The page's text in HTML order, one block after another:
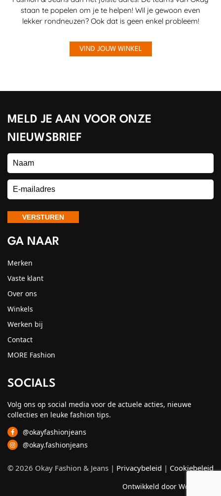
staan te popelen om je te helpen! Wil je gewoon even
lekker rondneuzen? Ook dat is geen enkel probleem!
VIND JOUW WINKEL
MELD JE AAN VOOR ONZE
NIEUWSBRIEF
GA NAAR
Merken
Vaste klant
Over ons
Winkels
Werken bij
Contact
MORE Fashion
SOCIALS
Volg ons op social media voor de actuele acties, nieuwe
collecties en leuke fashion tips.
@okayfashionjeans
@okay.fashionjeans
© 2026 Okay Fashion & Jeans | Privacybeleid | Cookiebeleid
Ontwikkeld door Webzuiver